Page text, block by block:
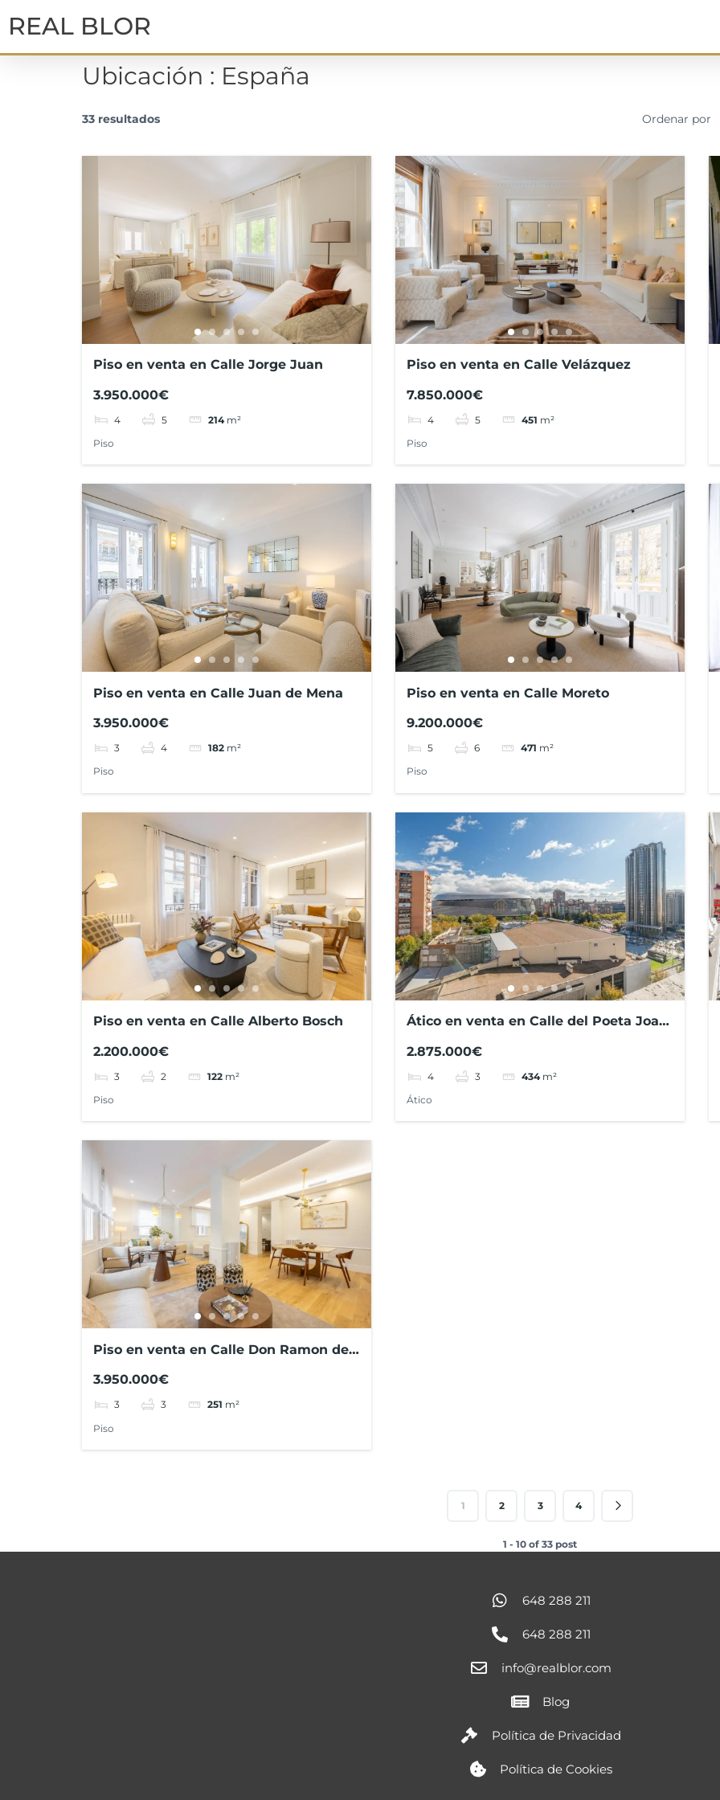
REAL BLOR
Ubicación : España
33 resultados Ordenar por
Piso en venta en Calle Jorge Juan
3.950.000€
4 5 214 m²
Piso
Piso en venta en Calle Velázquez
7.850.000€
4 5 451 m²
Piso
Piso en venta en Calle Juan de Mena
3.950.000€
3 4 182 m²
Piso
Piso en venta en Calle Moreto
9.200.000€
5 6 471 m²
Piso
Piso en venta en Calle Alberto Bosch
2.200.000€
3 2 122 m²
Piso
Ático en venta en Calle del Poeta Joan
2.875.000€
4 3 434 m²
Ático
Piso en venta en Calle Don Ramon de
3.950.000€
3 3 251 m²
Piso
1 2 3 4
1 - 10 of 33 post
648 288 211
648 288 211
info@realblor.com
Blog
Política de Privacidad
Política de Cookies